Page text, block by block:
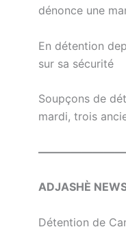
dénonce une
En détention
sur sa sécurité
Soupçons de
mardi, trois
ADJASHЀ
Détention de